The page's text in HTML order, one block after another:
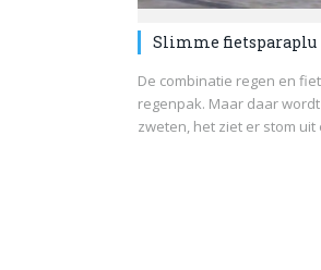
Slimme fietsparaplu
De combinatie regen en
regenpak. Maar daar
zweten, het ziet er stom uit